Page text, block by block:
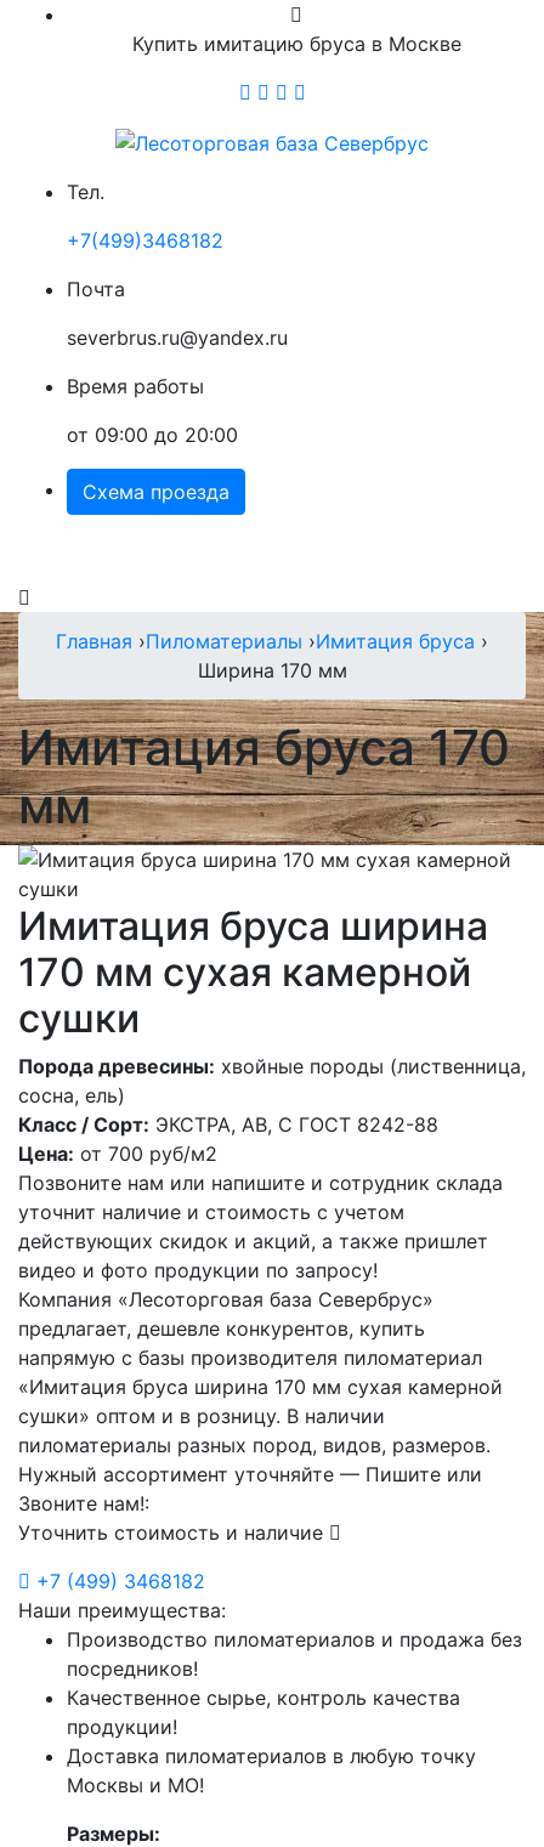
Купить имитацию бруса в Москве
Тел.
+7(499)3468182
Почта
severbrus.ru@yandex.ru
Время работы
от 09:00 до 20:00
Схема проезда
Главная ›Пиломатериалы ›Имитация бруса ›
Ширина 170 мм
Имитация бруса 170
мм
Имитация бруса ширина
170 мм сухая камерной
сушки
Порода древесины: хвойные породы (лиственница,
сосна, ель)
Класс / Сорт: ЭКСТРА, АВ, С ГОСТ 8242-88
Цена: от 700 руб/м2
Позвоните нам или напишите и сотрудник склада
уточнит наличие и стоимость с учетом
действующих скидок и акций, а также пришлет
видео и фото продукции по запросу!
Компания «Лесоторговая база Севербрус»
предлагает, дешевле конкурентов, купить
напрямую с базы производителя пиломатериал
«Имитация бруса ширина 170 мм сухая камерной
сушки» оптом и в розницу. В наличии
пиломатериалы разных пород, видов, размеров.
Нужный ассортимент уточняйте — Пишите или
Звоните нам!:
Уточнить стоимость и наличие
+7 (499) 3468182
Наши преимущества:
Производство пиломатериалов и продажа без
посредников!
Качественное сырье, контроль качества
продукции!
Доставка пиломатериалов в любую точку
Москвы и МО!
Размеры: